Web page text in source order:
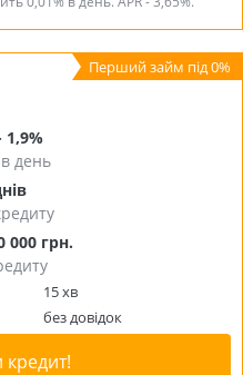
1,9%
день
000 грн.
15 хв
без довідок